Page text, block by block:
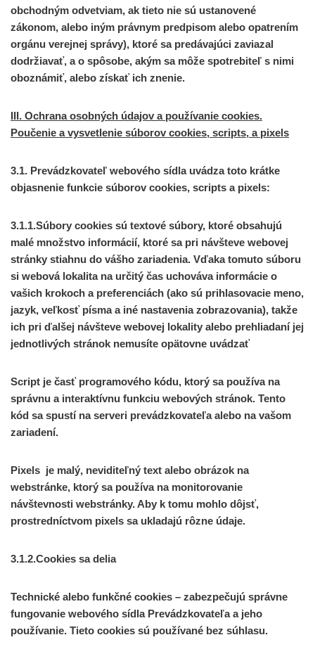
obchodným odvetviam, ak tieto nie sú ustanovené
zákonom, alebo iným právnym predpisom alebo opatrením
orgánu verejnej správy), ktoré sa predávajúci zaviazal
dodržiavať, a o spôsobe, akým sa môže spotrebiteľ s nimi
oboznámiť, alebo získať ich znenie.
III. Ochrana osobných údajov a používanie cookies.
Poučenie a vysvetlenie súborov cookies, scripts, a pixels
3.1. Prevádzkovateľ webového sídla uvádza toto krátke
objasnenie funkcie súborov cookies, scripts a pixels:
3.1.1.Súbory cookies sú textové súbory, ktoré obsahujú
malé množstvo informácií, ktoré sa pri návšteve webovej
stránky stiahnu do vášho zariadenia. Vďaka tomuto súboru
si webová lokalita na určitý čas uchováva informácie o
vašich krokoch a preferenciách (ako sú prihlasovacie meno,
jazyk, veľkosť písma a iné nastavenia zobrazovania), takže
ich pri ďalšej návšteve webovej lokality alebo prehliadaní jej
jednotlivých stránok nemusíte opätovne uvádzať
Script je časť programového kódu, ktorý sa používa na
správnu a interaktívnu funkciu webových stránok. Tento
kód sa spustí na serveri prevádzkovateľa alebo na vašom
zariadení.
Pixels je malý, neviditeľný text alebo obrázok na
webstránke, ktorý sa používa na monitorovanie
návštevnosti webstránky. Aby k tomu mohlo dôjsť,
prostredníctvom pixels sa ukladajú rôzne údaje.
3.1.2.Cookies sa delia
Technické alebo funkčné cookies – zabezpečujú správne
fungovanie webového sídla Prevádzkovateľa a jeho
používanie. Tieto cookies sú používané bez súhlasu.